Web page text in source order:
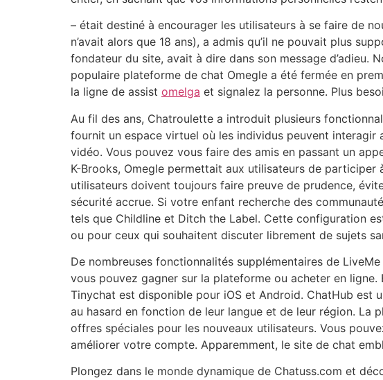
– était destiné à encourager les utilisateurs à se faire de
n’avait alors que 18 ans), a admis qu’il ne pouvait plus
fondateur du site, avait à dire dans son message d’adieu.
populaire plateforme de chat Omegle a été fermée en
la ligne de assist omelga et signalez la personne. Plus
Au fil des ans, Chatroulette a introduit plusieurs
fournit un espace virtuel où les individus peuvent
vidéo. Vous pouvez vous faire des amis en passant un
K-Brooks, Omegle permettait aux utilisateurs de
utilisateurs doivent toujours faire preuve de prudence,
sécurité accrue. Si votre enfant recherche des
tels que Childline et Ditch the Label. Cette configuration
ou pour ceux qui souhaitent discuter librement de sujets
De nombreuses fonctionnalités supplémentaires de
vous pouvez gagner sur la plateforme ou acheter en
Tinychat est disponible pour iOS et Android. ChatHub est
au hasard en fonction de leur langue et de leur région. La
offres spéciales pour les nouveaux utilisateurs. Vous
améliorer votre compte. Apparemment, le site de chat
Plongez dans le monde dynamique de Chatuss.com et